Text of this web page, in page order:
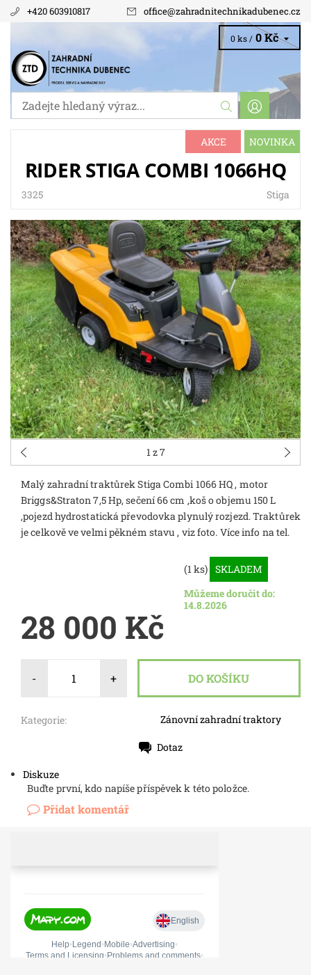
+420 603910817 office@zahradnitechnikadubenec.cz
0 ks / 0 Kč
AKCE NOVINKA
RIDER STIGA COMBI 1066HQ
3325 Stiga
1 z 7
Malý zahradní traktůrek Stiga Combi 1066 HQ , motor
Briggs&Straton 7,5 Hp, sečení 66 cm ,koš o objemu 150 L
,pojezd hydrostatická převodovka plynulý rozjezd. Traktůrek
je celkově ve velmi pěkném stavu , viz foto. Více info na tel.
(1 ks) SKLADEM
Můžeme doručit do:
14.8.2026
28 000 Kč
- +
Kategorie: Zánovní zahradní traktory
Dotaz
Diskuze
Buďte první, kdo napíše příspěvek k této položce.
Přidat komentář